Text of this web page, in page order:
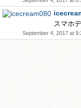
スマホ
September 4, 2017 at